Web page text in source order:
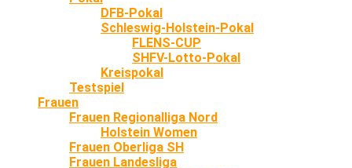
DFB-Pokal
Schleswig-Holstein-Pokal
FLENS-CUP
SHFV-Lotto-Pokal
Kreispokal
Testspiel
Frauen
Frauen Regionalliga Nord
Holstein Women
Frauen Oberliga SH
Frauen Landesliga